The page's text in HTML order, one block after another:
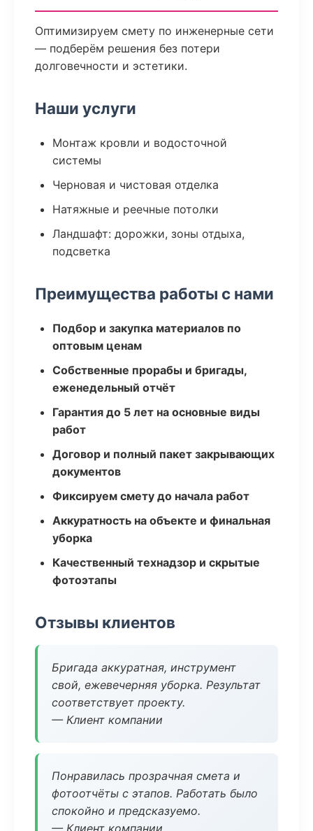
Оптимизируем смету по инженерные сети
— подберём решения без потери
долговечности и эстетики.
Наши услуги
Монтаж кровли и водосточной
системы
Черновая и чистовая отделка
Натяжные и реечные потолки
Ландшафт: дорожки, зоны отдыха,
подсветка
Преимущества работы с нами
Подбор и закупка материалов по
оптовым ценам
Собственные прорабы и бригады,
еженедельный отчёт
Гарантия до 5 лет на основные виды
работ
Договор и полный пакет закрывающих
документов
Фиксируем смету до начала работ
Аккуратность на объекте и финальная
уборка
Качественный технадзор и скрытые
фотоэтапы
Отзывы клиентов
Бригада аккуратная, инструмент
свой, ежевечерняя уборка. Результат
соответствует проекту.
— Клиент компании
Понравилась прозрачная смета и
фотоотчёты с этапов. Работать было
спокойно и предсказуемо.
— Клиент компании